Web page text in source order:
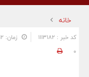
وضعیت
ناوبری
خانه
کد خبر : 1113182 زمان: ۱۵:۱۴:۱۲ - تاریخ: ۱۴۰۴/۰۱/۰۸
0